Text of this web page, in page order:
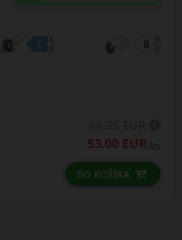
53.00 EUR/ks
DO KOŠÍKA